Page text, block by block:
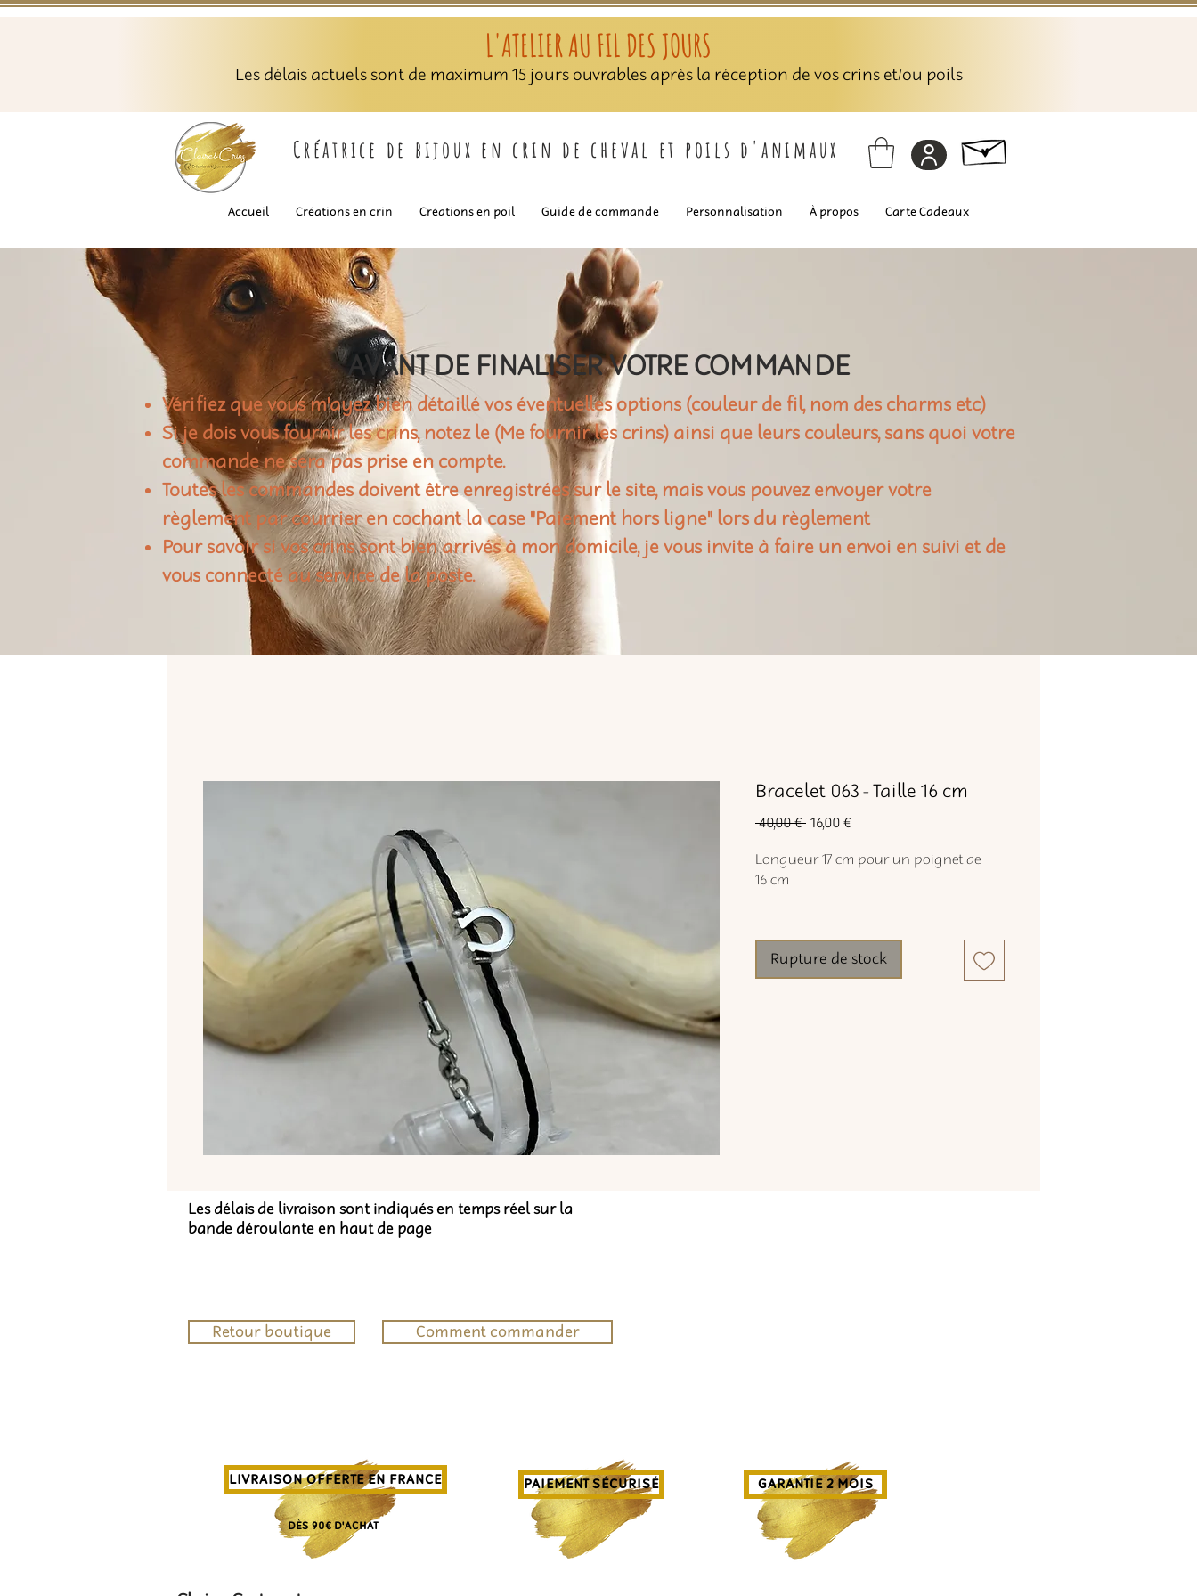
L'ATELIER AU FIL DES JOURS
Les délais actuels sont de maximum 15 jours ouvrables après la réception de vos crins et/ou poils
Créatrice de bijoux en crin de cheval et poils d'animaux
Accueil Créations en crin Créations en poil Guide de commande Personnalisation À propos Carte Cadeaux
AVANT DE FINALISER VOTRE COMMANDE
Vérifiez que vous m'ayez bien détaillé vos éventuelles options (couleur de fil, nom des charms etc)
Si je dois vous fournir les crins, notez le (Me fournir les crins) ainsi que leurs couleurs, sans quoi votre
commande ne sera pas prise en compte.
Toutes les commandes doivent être enregistrées sur le site, mais vous pouvez envoyer votre
règlement par courrier en cochant la case "Paiement hors ligne" lors du règlement
Pour savoir si vos crins sont bien arrivés à mon domicile, je vous invite à faire un envoi en suivi et de
vous connecté au service de la poste.
Bracelet 063 - Taille 16 cm
40,00 € Prix
16,00 €
Longueur 17 cm pour un poignet de
16 cm
Rupture de stock
Les délais de livraison sont indiqués en temps réel sur la
bande déroulante en haut de page
Retour boutique Comment commander
LIVRAISON OFFERTE EN FRANCE
DÈS 90€ D'ACHAT
PAIEMENT SÉCURISÉ GARANTIE 2 MOIS